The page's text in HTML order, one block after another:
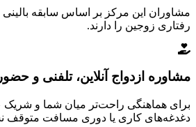
مشاوران این مرکز بر اساس سابقه
رفتاری زوجین را دارند.
مشاوره ازدواج آنلاین، تلفنی و
برای هماهنگی راحت‌تر میان شما و
دغدغه‌های کاری یا دوری مسافت متوقف